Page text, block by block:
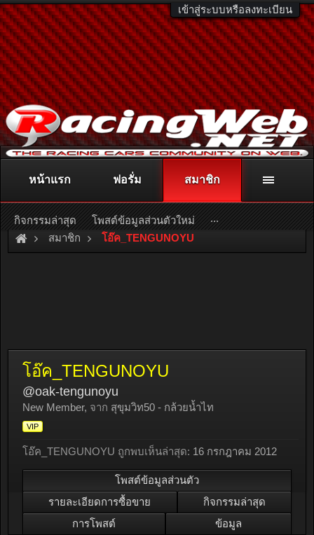
เข้าสู่ระบบหรือลงทะเบียน
ติดต่อลงโฆษณา racingweb@gmail.comหรือโทร. 081-811-1138
หรืออ่านรายละเอียดเพิ่มเติม คลิกที่นี่
สมาชิก โอ๊ค_TENGUNOYU
โอ๊ค_TENGUNOYU
@oak-tengunoyu
New Member, จาก สุขุมวิท50 - กล้วยน้ำไท
VIP
โอ๊ค_TENGUNOYU ถูกพบเห็นล่าสุด: 16 กรกฎาคม 2012
โพสต์ข้อมูลส่วนตัว
รายละเอียดการซื้อขาย
กิจกรรมล่าสุด
การโพสต์
ข้อมูล
หน้าแรก ฟอรั่ม สมาชิก
กิจกรรมล่าสุด โพสต์ข้อมูลส่วนตัวใหม่ ...